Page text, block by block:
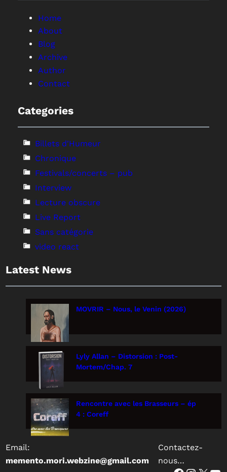
Home
About
Blog
Archive
Author
Contact
Categories
Billets d'Humeur
Chronique
Festivals/concerts – pub
Interview
Lecture obscure
Live Report
Sans catégorie
video react
Latest News
MOVRIR – Nous, le Venin (2026)
Lyly Allan – Distorsion : Post-
Mortem/Chap. 7
Rencontre avec les Brasseurs – ép
4 : Coreff
Email:
memento.mori.webzine@gmail.com
Contactez-
nous…